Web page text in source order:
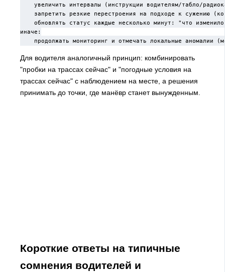
увеличить интервалы (инструкции водителям/табло/
запретить резкие перестроения на подходе к сужению
обновлять статус каждые несколько минут: "что
иначе:
продолжать мониторинг и отмечать локальные аномалии
Для водителя аналогичный принцип: комбинировать
"пробки на трассах сейчас" и "погодные условия на
трассах сейчас" с наблюдением на месте, а решения
принимать до точки, где манёвр станет вынужденным.
Короткие ответы на типичные
сомнения водителей и